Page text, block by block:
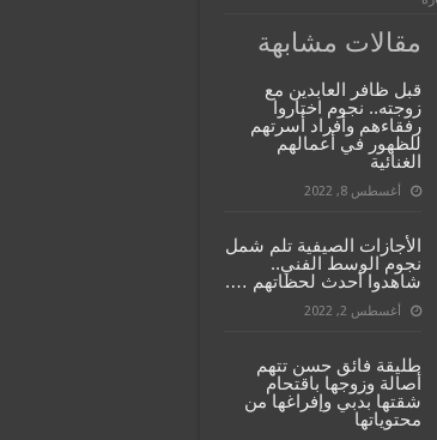
مقالات مشابهة
قبل ظافر العابدين مع
زوجته.. نجوم اختاروا
رفقاءهم وأفراد أسرتهم
للظهور في أعمالهم
الغنائية
أغسطس 8, 2022
الأجازات الصيفية تلم شمل
نجوم الوسط الفني..
شاهدوا أحدث لحظاتهم ….
أغسطس 2, 2022
طليقة فائق حسن تتهم
أصالة وزوجها باقتحام
شقتها بدبي وإفراغها من
محتوياتها